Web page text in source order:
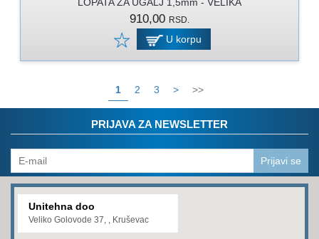
LOPATA ZA UGALJ 1,5mm - VELIKA
910,00 RSD.
U korpu
1 2 3 > >>
PRIJAVA ZA NEWSLETTER
Prijavi se
Unitehna doo
Veliko Golovode 37, , Kruševac